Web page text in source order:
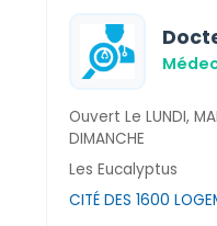
Ouvert Le LUNDI,
DIMANCHE
Les Eucalyptus
CITÉ DES 1600